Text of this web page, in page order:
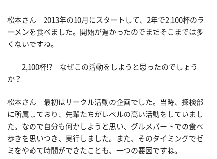
松本さん 2013年の10月にスタートして、2年で2,100杯のラ
ーメンを食べました。開始が遅かったのでまだそこまでは多
くないですね。
――2,100杯!? なぜこの活動をしようと思ったのでしょう
か？
松本さん 最初はサークル活動の企画でした。当時、探検部
に所属しており、先輩たちがレベルの高い活動をしていまし
た。なので自分も何かしようと思い、グルメパートでの食べ
歩きを思いつき、実行しました。また、そのタイミングでゼ
ミをやめて時間ができたことも、一つの要因ですね。